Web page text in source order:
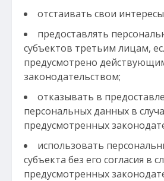
отстаивать свои
предоставлять
субъектов третьим лицам,
предусмотрено
законодательством;
отказывать в
персональных данных в
предусмотренных
использовать
субъекта без его согласия в
предусмотренных